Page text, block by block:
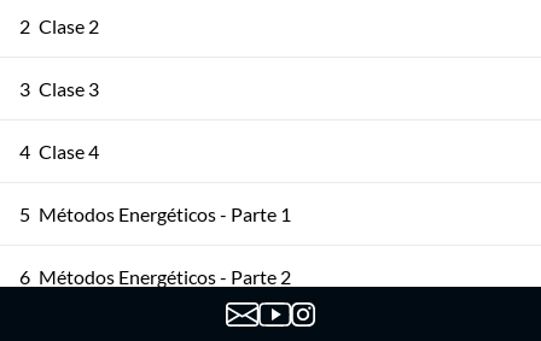
2 Clase 2
3 Clase 3
4 Clase 4
5 Métodos Energéticos - Parte 1
6 Métodos Energéticos - Parte 2